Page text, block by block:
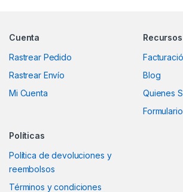
Cuenta
Rastrear Pedido
Rastrear Envío
Mi Cuenta
Recursos
Blog
Quienes
Políticas
Política de devoluciones y
reembolsos
Términos y condiciones